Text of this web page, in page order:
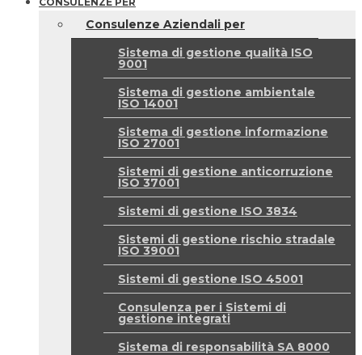
Consulenze Aziendali per
Sistema di gestione qualità ISO
9001
Sistema di gestione ambientale
ISO 14001
Sistema di gestione informazione
ISO 27001
Sistemi di gestione anticorruzione
ISO 37001
Sistemi di gestione ISO 3834
Sistemi di gestione rischio stradale
ISO 39001
Sistemi di gestione ISO 45001
Consulenza per i Sistemi di
gestione integrati
Sistema di responsabilità SA 8000